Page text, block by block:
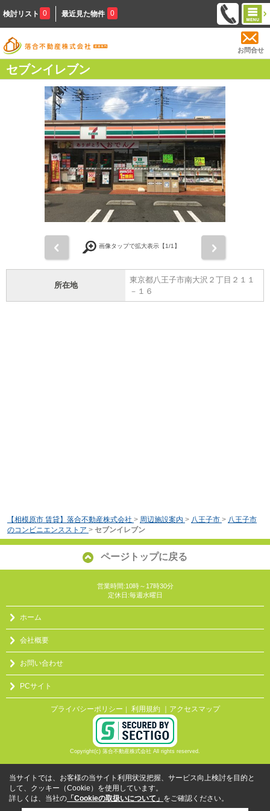
検討リスト 0 最近見た物件 0
お問合せ
セブンイレブン
画像タップで拡大表示【1/1】
所在地
東京都八王子市南大沢２丁目２１１
－１６
【相模原市 賃貸】落合不動産株式会社 > 周辺施設案内 > 八王子市 > 八王子市
のコンビニエンスストア > セブンイレブン
ページトップに戻る
営業時間:10時～17時30分
定休日:毎週水曜日
ホーム
会社概要
お問い合わせ
PCサイト
プライバシーポリシー ｜ 利用規約 ｜アクセスマップ
Copyright(c) 落合不動産株式会社 All rights reserved.
当サイトでは、お客様の当サイト利用状況把握、サービス向上検討を目的と
して、クッキー（Cookie）を使用しています。
詳しくは、当社の 「Cookieの取扱いについて」 をご確認ください。